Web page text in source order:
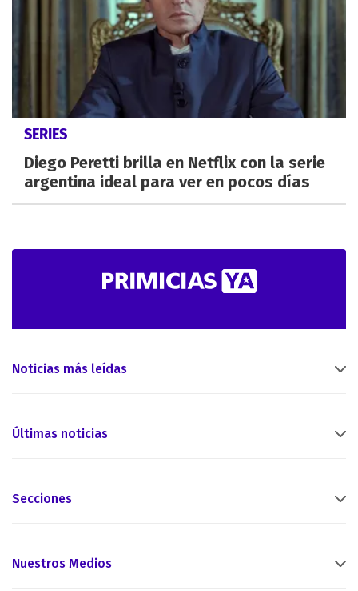
SERIES
Diego Peretti brilla en Netflix con la serie
argentina ideal para ver en pocos días
Noticias más leídas
Últimas noticias
Secciones
Nuestros Medios